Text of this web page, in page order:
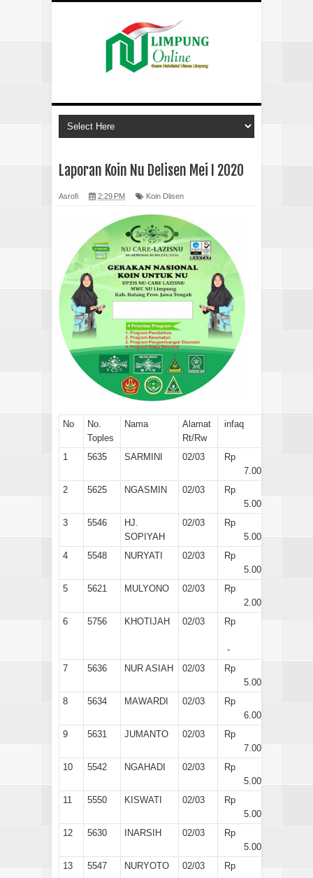
Laporan Koin Nu Delisen Mei I 2020
Asrofi 2:29 PM Koin Dlisen
No
No.
Toples
Nama
Alamat
Rt/Rw
infaq
1 5635 SARMINI 02/03
Rp
7.000
2
5625 NGASMIN 02/03
Rp
5.000
3
5546
HJ.
SOPIYAH
02/03
Rp
5.000
4
5548 NURYATI 02/03
Rp
5.000
5
5621 MULYONO 02/03
Rp
2.000
6
5756 KHOTIJAH 02/03 Rp
-
7
5636 NUR ASIAH 02/03
Rp
5.000
8
5634 MAWARDI 02/03
Rp
6.000
9
5631 JUMANTO 02/03
Rp
7.000
10
5542 NGAHADI 02/03
Rp
5.000
11
5550 KISWATI 02/03
Rp
5.000
12
5630 INARSIH 02/03
Rp
5.000
13
5547 NURYOTO 02/03 Rp